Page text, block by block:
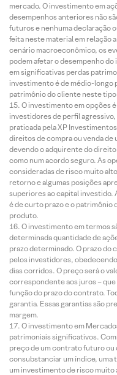
mercado. O investimento em
desempenhos anteriores não
futuros e nenhuma declaração
feita neste material em relação
cenário macroeconômico, os
podem afetar o desempenho
em significativas perdas
investimento é de médio-longo
patrimônio do cliente neste
O investimento em opções
investidores de perfil
praticada pela XP
direitos de compra ou venda de
devendo o adquirente do
como num acordo seguro. As
consideradas de risco muito
retorno e algumas posições
superiores ao capital investido.
é de curto prazo e o patrimônio
produto.
O investimento em termos
determinada quantidade de
prazo determinado. O prazo do
pelos investidores, obedecendo
dias corridos. O preço será o
correspondente aos juros –
função do prazo do contrato.
garantia. Essas garantias são
margem.
O investimento em
patrimoniais significativos.
preço de um contrato futuro
consubstanciar um índice, uma
um investimento de risco muito